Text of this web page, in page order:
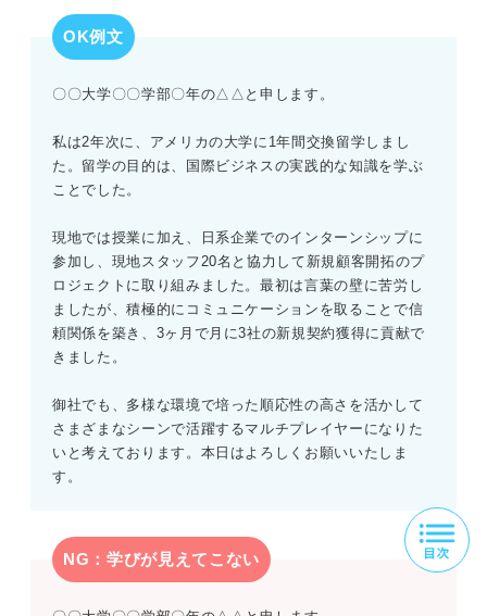
OK例文
〇〇大学〇〇学部〇年の△△と申します。
私は2年次に、アメリカの大学に1年間交換留学しまし
た。留学の目的は、国際ビジネスの実践的な知識を学ぶ
ことでした。
現地では授業に加え、日系企業でのインターンシップに
参加し、現地スタッフ20名と協力して新規顧客開拓のプ
ロジェクトに取り組みました。最初は言葉の壁に苦労し
ましたが、積極的にコミュニケーションを取ることで信
頼関係を築き、3ヶ月で月に3社の新規契約獲得に貢献で
きました。
御社でも、多様な環境で培った順応性の高さを活かして
さまざまなシーンで活躍するマルチプレイヤーになりた
いと考えております。本日はよろしくお願いいたしま
す。
NG：学びが見えてこない